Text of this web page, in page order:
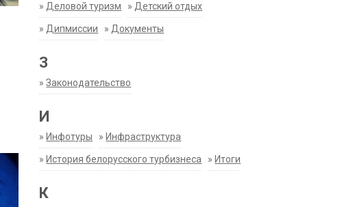
» Деловой туризм » Детский отдых
» Дипмиссии » Документы
З
»Законодательство
И
» Инфотуры » Инфраструктура
» История белорусского турбизнеса » Итоги
К